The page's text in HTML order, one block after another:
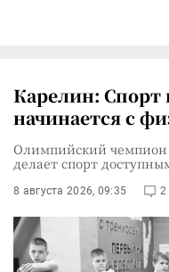
Карелин:
начинается с
Олимпийский чемпион
делает спорт
8 августа 2026, 09:35 2